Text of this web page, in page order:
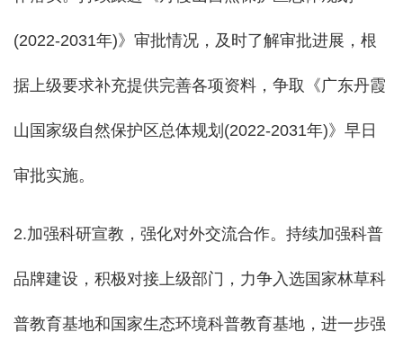
(2022-2031年)》审批情况， 及时了解审批进展，根
据上级要求补充提供完善各项资料，争取 《广东丹霞
山国家级自然保护区总体规划(2022-2031年)》早日
审批实施。
2.加强科研宣教，强化对外交流合作。持续加强科普
品牌建设，积极对接上级部门，力争入选国家林草科
普教育基地和国家生态环境科普教育基地，进一步强